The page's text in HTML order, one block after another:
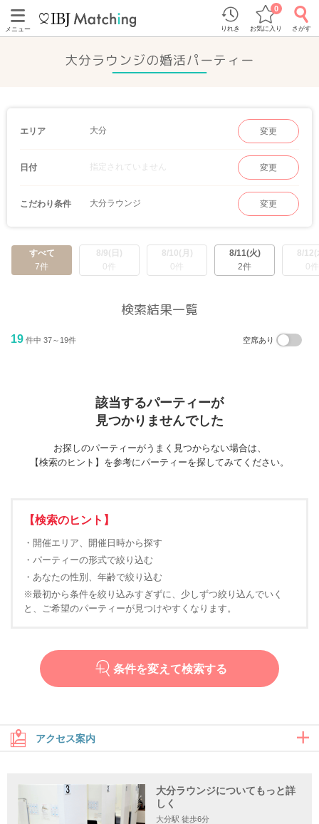
メニュー りれき お気に入り
0
さがす
大分ラウンジの婚活パーティー
エリア 大分 変更
日付 指定されていません 変更
こだわり条件 大分ラウンジ 変更
すべて
7件
8/9(日)
0件
8/10(月)
0件
8/11(火)
2件
8/12(
0件
検索結果一覧
19 件中 37～19件 空席あり
該当するパーティーが
見つかりませんでした
お探しのパーティーがうまく見つからない場合は、
【検索のヒント】を参考にパーティーを探してみてください。
【検索のヒント】
・開催エリア、開催日時から探す
・パーティーの形式で絞り込む
・あなたの性別、年齢で絞り込む
※最初から条件を絞り込みすぎずに、少しずつ絞り込んでいく
と、ご希望のパーティーが見つけやすくなります。
条件を変えて検索する
アクセス案内
大分駅からのアクセス
大分ラウンジについてもっと詳
しく
大分駅 徒歩6分